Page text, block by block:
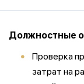
Должностные
Проверка
затрат на